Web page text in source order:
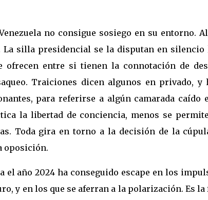
no consigue sosiego en su entorno.
La silla presidencial se la disputan en
ofrecen entre si tienen la connotación de
Traiciones dicen algunos en privado, y
para referirse a algún camarada caído
la libertad de conciencia, menos se
Toda gira en torno a la decisión de la
oposición.
el año 2024 ha conseguido escape en los
y en los que se aferran a la polarización. Es